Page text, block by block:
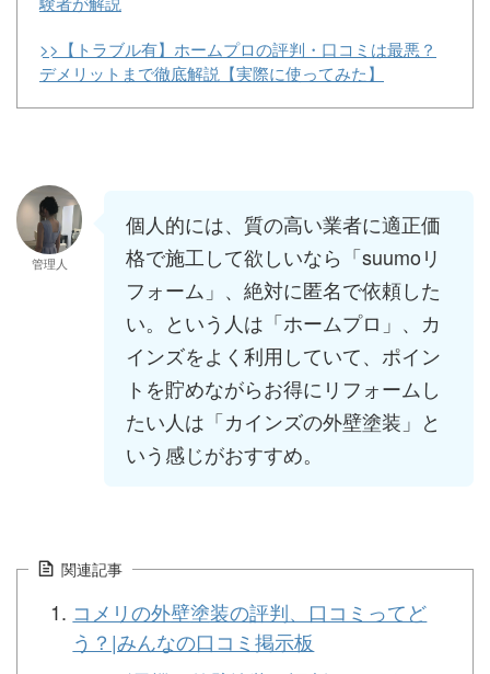
>>【トラブル有】ホームプロの評判・口コミは最悪？
デメリットまで徹底解説【実際に使ってみた】
管理人
個人的には、質の高い業者に適正価
格で施工して欲しいなら「suumoリ
フォーム」、絶対に匿名で依頼した
い。という人は「ホームプロ」、カ
インズをよく利用していて、ポイン
トを貯めながらお得にリフォームし
たい人は「カインズの外壁塗装」と
いう感じがおすすめ。
関連記事
コメリの外壁塗装の評判、口コミってど
う？|みんなの口コミ掲示板